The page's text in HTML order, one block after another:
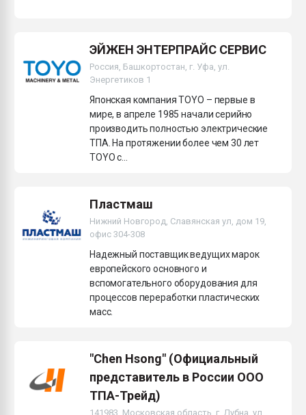
ЭЙЖЕН ЭНТЕРПРАЙС СЕРВИС
Россия, Башкортостан, г. Уфа, ул.
Энергетиков 1
Японская компания TOYO – первые в
мире, в апреле 1985 начали серийно
производить полностью электрические
ТПА. На протяжении более чем 30 лет
TOYO с...
Пластмаш
Нижний Новгород, Славянская ул, дом 19,
офис 304-308
Надежный поставщик ведущих марок
европейского основного и
вспомогательного оборудования для
процессов переработки пластических
масс.
"Chen Hsong" (Официальный
представитель в России ООО
ТПА-Трейд)
141983, Московская область, г. Дубна, ул.